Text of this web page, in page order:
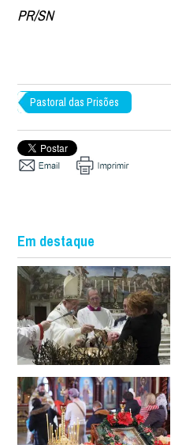
PR/SN
Pastoral das Prisões
Em destaque